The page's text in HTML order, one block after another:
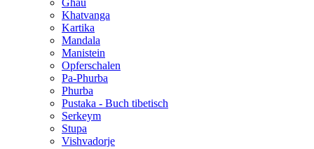
Ghau
Khatvanga
Kartika
Mandala
Manistein
Opferschalen
Pa-Phurba
Phurba
Pustaka - Buch tibetisch
Serkeym
Stupa
Vishvadorje